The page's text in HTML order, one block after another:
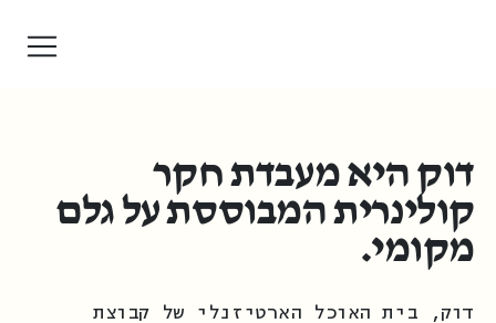
דוק היא מעבדת חקר
קולינרית המבוססת על גלם
מקומי.
דוק, בית האוכל הארטיזנלי של קבוצת